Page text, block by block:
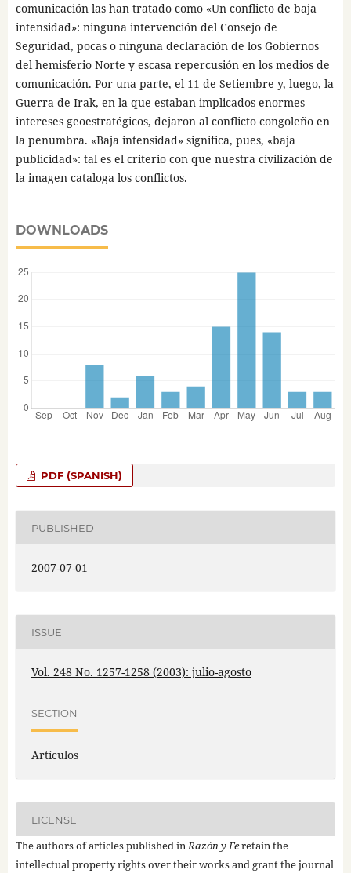
comunicación las han tratado como «Un conflicto de baja
intensidad»: ninguna intervención del Consejo de
Seguridad, pocas o ninguna declaración de los Gobiernos
del hemisferio Norte y escasa repercusión en los medios de
comunicación. Por una parte, el 11 de Setiembre y, luego, la
Guerra de Irak, en la que estaban implicados enormes
intereses geoestratégicos, dejaron al conflicto congoleño en
la penumbra. «Baja intensidad» significa, pues, «baja
publicidad»: tal es el criterio con que nuestra civilización de
la imagen cataloga los conflictos.
DOWNLOADS
PDF (SPANISH)
PUBLISHED
2007-07-01
ISSUE
Vol. 248 No. 1257-1258 (2003): julio-agosto
SECTION
Artículos
LICENSE
The authors of articles published inRazón y Feretain the
intellectual property rights over their works and grant the journal